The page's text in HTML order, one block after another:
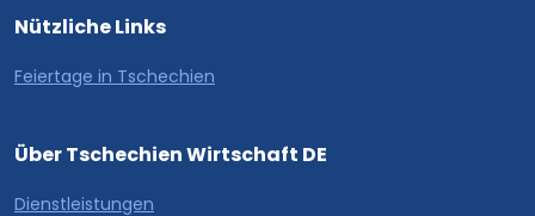
Nützliche Links
Feiertage in Tschechien
Über Tschechien Wirtschaft DE
Dienstleistungen